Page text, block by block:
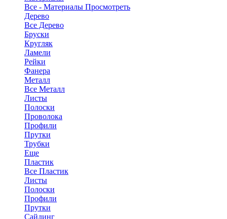
Все - Материалы Просмотреть
Дерево
Все Дерево
Бруски
Кругляк
Ламели
Рейки
Фанера
Металл
Все Металл
Листы
Полоски
Проволока
Профили
Прутки
Трубки
Еще
Пластик
Все Пластик
Листы
Полоски
Профили
Прутки
Сайдинг